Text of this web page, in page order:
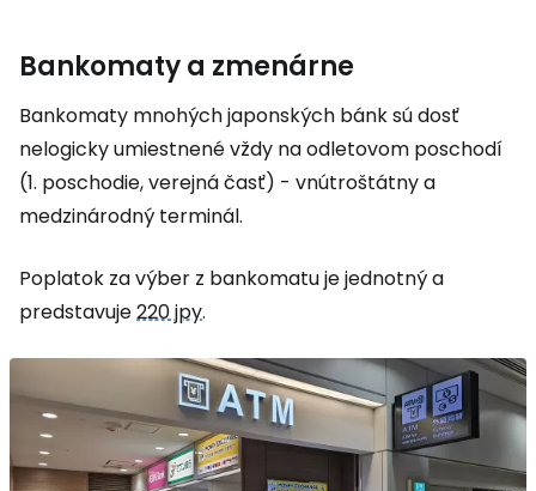
Bankomaty a zmenárne
Bankomaty mnohých japonských bánk sú dosť
nelogicky umiestnené vždy na odletovom poschodí
(1. poschodie, verejná časť) - vnútroštátny a
medzinárodný terminál.
Poplatok za výber z bankomatu je jednotný a
predstavuje220 jpy.